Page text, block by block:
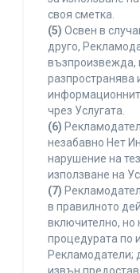
своя сметка.
(5) Освен в
друго,
възпроизвежда,
разпространява
чрез Услугата.
(6)
незабавно Нет
нарушение на
използване на
(7)
в правилното
включително, но
процедурата по
Рекламодатели;